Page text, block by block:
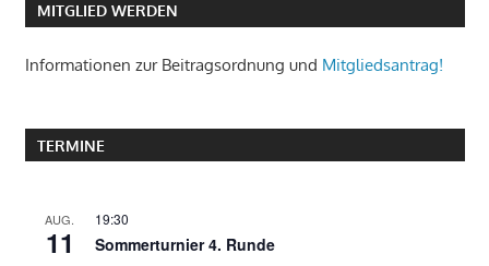
MITGLIED WERDEN
Informationen zur Beitragsordnung und Mitgliedsantrag!
TERMINE
AUG.
11
19:30
Sommerturnier 4. Runde